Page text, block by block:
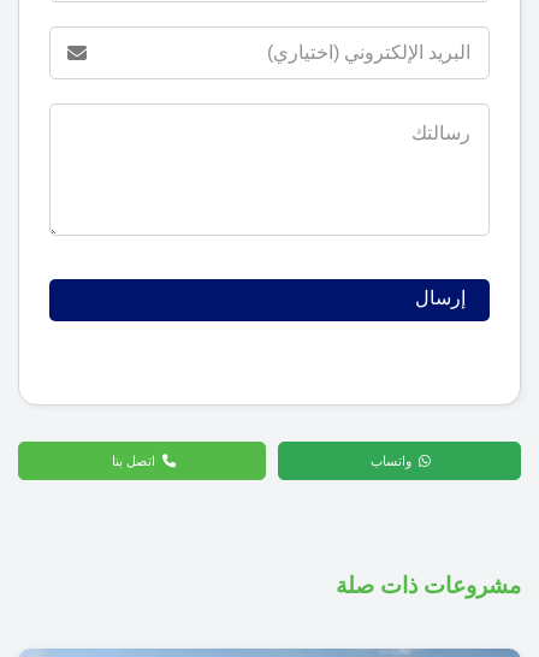
واتساب اتصل بنا
مشروعات ذات صلة